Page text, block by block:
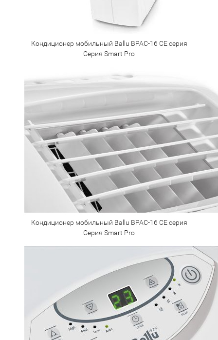
Кондиционер мобильный Ballu BPAC-16 CE серия
Серия Smart Pro
Кондиционер мобильный Ballu BPAC-16 CE серия
Серия Smart Pro